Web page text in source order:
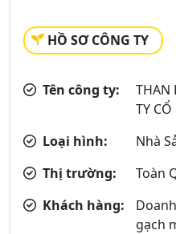
HỒ SƠ CÔNG TY
Tên công ty:
THAN
TY
Loại hình:
Nhà
Thị trường:
Toàn
Khách hàng:
gạch